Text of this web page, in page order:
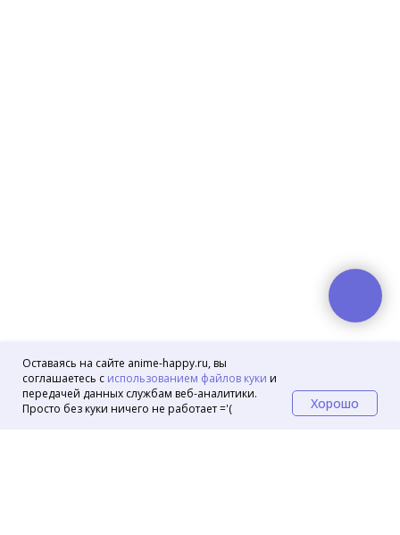
Оставаясь на сайте anime-happy.ru, вы
соглашаетесь с использованием файлов куки и
передачей данных службам веб-аналитики.
Просто без куки ничего не работает ='(
Хорошо